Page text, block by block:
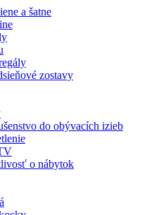
a šatne
zostavy
do obývacích izieb
o nábytok